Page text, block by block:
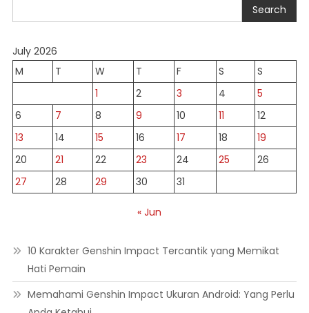
Search
July 2026
M
T W T F S
S
1
2 3 4
5
6
7 8 9 10 11
12
13
14 15 16 17 18
19
20
21 22 23 24 25
26
27
28 29 30 31
« Jun
10 Karakter Genshin Impact Tercantik yang Memikat
Hati Pemain
Memahami Genshin Impact Ukuran Android: Yang Perlu